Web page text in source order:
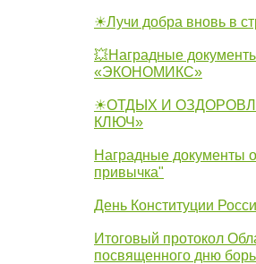
☀Лучи добра вновь в
💥Наградные
«ЭКОНОМИКС»
☀ОТДЫХ И
КЛЮЧ»
Наградные документы
привычка"
День Конституции
Итоговый протокол
посвященного дню